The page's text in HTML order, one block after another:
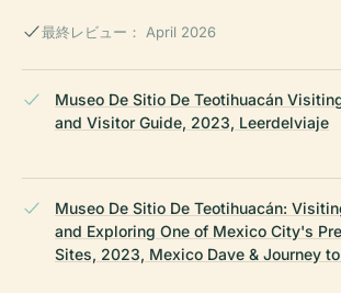
最終レビュー： April 2026
Museo De Sitio De Teotihuacán
and Visitor Guide, 2023, Leerdelviaje
Museo De Sitio De Teotihuacán:
and Exploring One of Mexico City's
Sites, 2023, Mexico Dave & Journey